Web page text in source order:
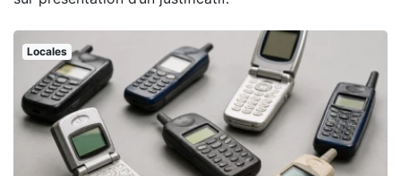
Locales